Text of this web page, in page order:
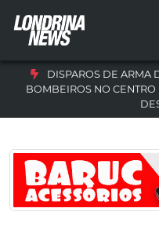
DISPAROS DE ARMA
BOMBEIROS NO